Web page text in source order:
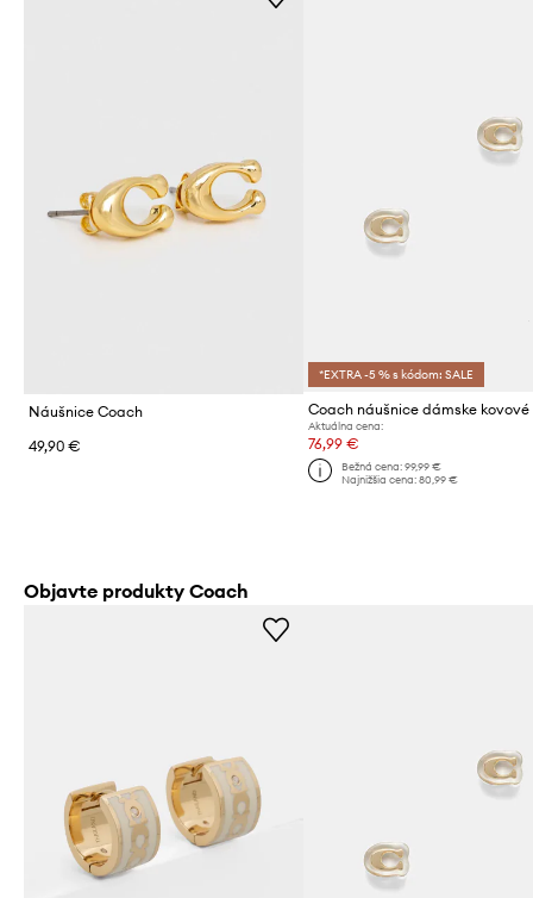
Náušnice Coach
49,90 €
*EXTRA -5 % s kódom: SALE
Coach náušnice dámske kovové
Aktuálna cena:
76,99 €
Bežná cena: 99,99 €
Najnižšia cena: 80,99 €
Objavte produkty Coach